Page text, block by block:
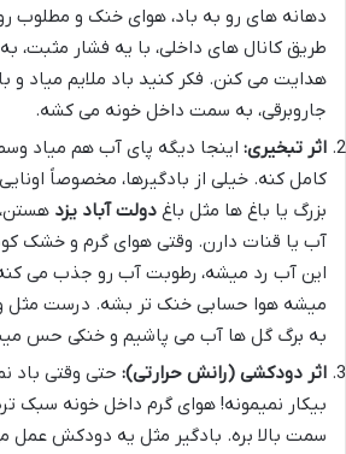
دهانه های رو به باد، هوای خنک و مطلوب
طریق کانال های داخلی، با یه فشار مثبت،
هدایت می کنن. فکر کنید باد ملایم میاد و
جاروبرقی، به سمت داخل خونه می کشه.
اثر تبخیری: اینجا دیگه پای آب هم میاد
کامل کنه. خیلی از بادگیرها، مخصوصاً
بزرگ یا باغ ها مثل باغ دولت آباد یزد
آب یا قنات دارن. وقتی هوای گرم و خشک
این آب رد میشه، رطوبت آب رو جذب می
میشه هوا حسابی خنک تر بشه. درست مثل
به برگ گل ها آب می پاشیم و خنکی حس
اثر دودکشی (رانش حرارتی): حتی وقتی باد
بیکار نمیمونه! هوای گرم داخل خونه سبک
سمت بالا بره. بادگیر مثل یه دودکش عمل